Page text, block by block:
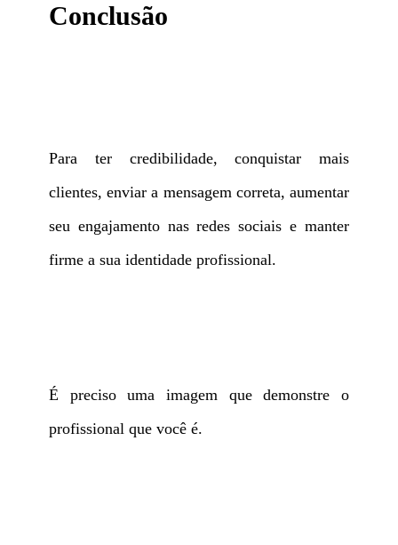
Conclusão
Para ter credibilidade, conquistar mais
clientes, enviar a mensagem correta, aumentar
seu engajamento nas redes sociais e manter
firme a sua identidade profissional.
É preciso uma imagem que demonstre o
profissional que você é.